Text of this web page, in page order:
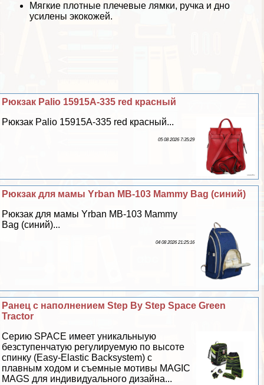
Мягкие плотные плечевые лямки, ручка и дно
усилены экокожей.
Рюкзак Palio 15915A-335 red красный
Рюкзак Palio 15915A-335 red красный...
05 08 2026 7:35:29
Рюкзак для мамы Yrban MB-103 Mammy Bag (синий)
Рюкзак для мамы Yrban MB-103 Mammy
Bag (синий)...
04 08 2026 21:25:16
Ранец с наполнением Step By Step Space Green
Tractor
Серию SPACE имеет уникальныую
безступенчатую регулируемую по высоте
спинку (Easy-Elastic Backsystem) с
плавным ходом и съемные мотивы MAGIC
MAGS для индивидуального дизайна...